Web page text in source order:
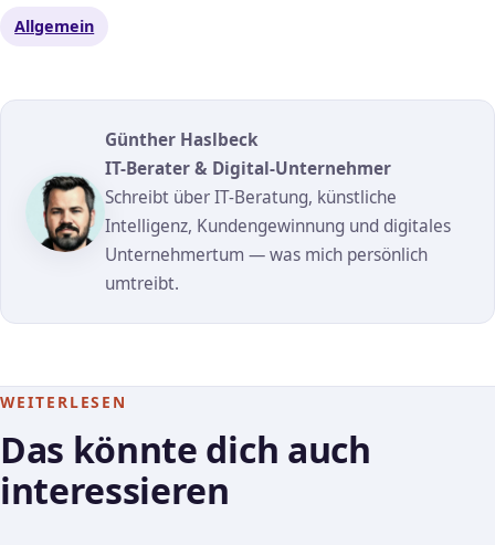
Allgemein
Günther Haslbeck
IT-Berater & Digital-Unternehmer
Schreibt über IT-Beratung, künstliche
Intelligenz, Kundengewinnung und digitales
Unternehmertum — was mich persönlich
umtreibt.
WEITERLESEN
Das könnte dich auch
interessieren